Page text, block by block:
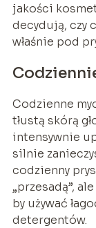
jakości
decydują, czy
właśnie pod
Codzienne
tłustą skórą
intensywnie
silnie
codzienny
„przesadą”,
by używać
detergentów.